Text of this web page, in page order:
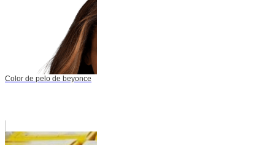
Color de pelo de beyonce